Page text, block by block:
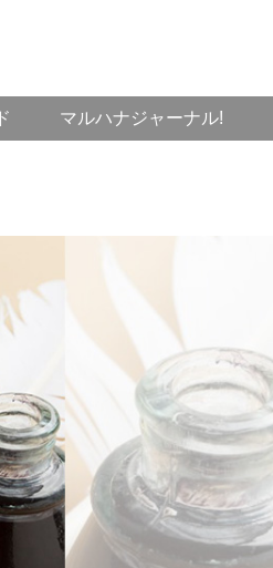
マルハナジャーナル!